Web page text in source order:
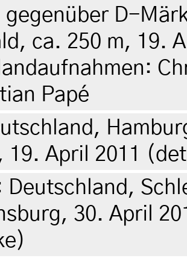
gegenüber D-
ca. 250 m, 19.
Papé
19. April 2011
Deutschland,
30. April